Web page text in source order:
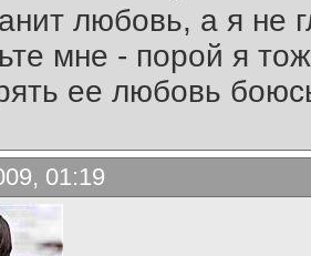
любовь, а я не
мне - порой я
ее любовь
01:19